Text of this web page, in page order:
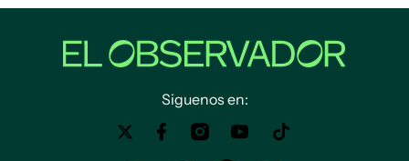
Siguenos en: